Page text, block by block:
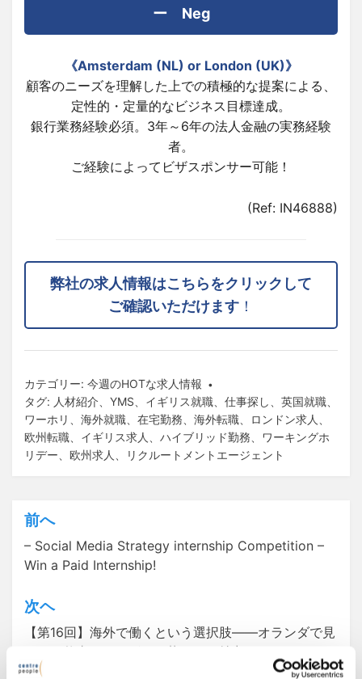
ー Neg
《Amsterdam (NL) or London (UK)》
顧客のニーズを理解した上での積極的な提案による、
定性的・定量的なビジネス目標達成。
銀行業務経験必須。3年～6年の法人金融の実務経験
者。
ご経験によってビザスポンサー可能！
(Ref: IN46888)
弊社の求人情報はこちらをクリックして
ご確認いただけます ！
カテゴリー: 今週のHOTな求人情報
タグ: 人材紹介 YMS イギリス就職 仕事探し 英国就職
ワーホリ
海外就職 在宅勤務 海外転職 ロンドン求人
欧州転職
イギリス求人 ハイブリッド勤務
ワーキングホ
リデー
欧州求人 リクルートメントエージェント
投
稿
ナ
ビ
ゲ
ー
前へ
– Social Media Strategy internship Competition –
Win a Paid Internship!
次ヘ
【第16回】海外で働くという選択肢――オランダで見
つけた仕事のやりがいと暮らしの魅力